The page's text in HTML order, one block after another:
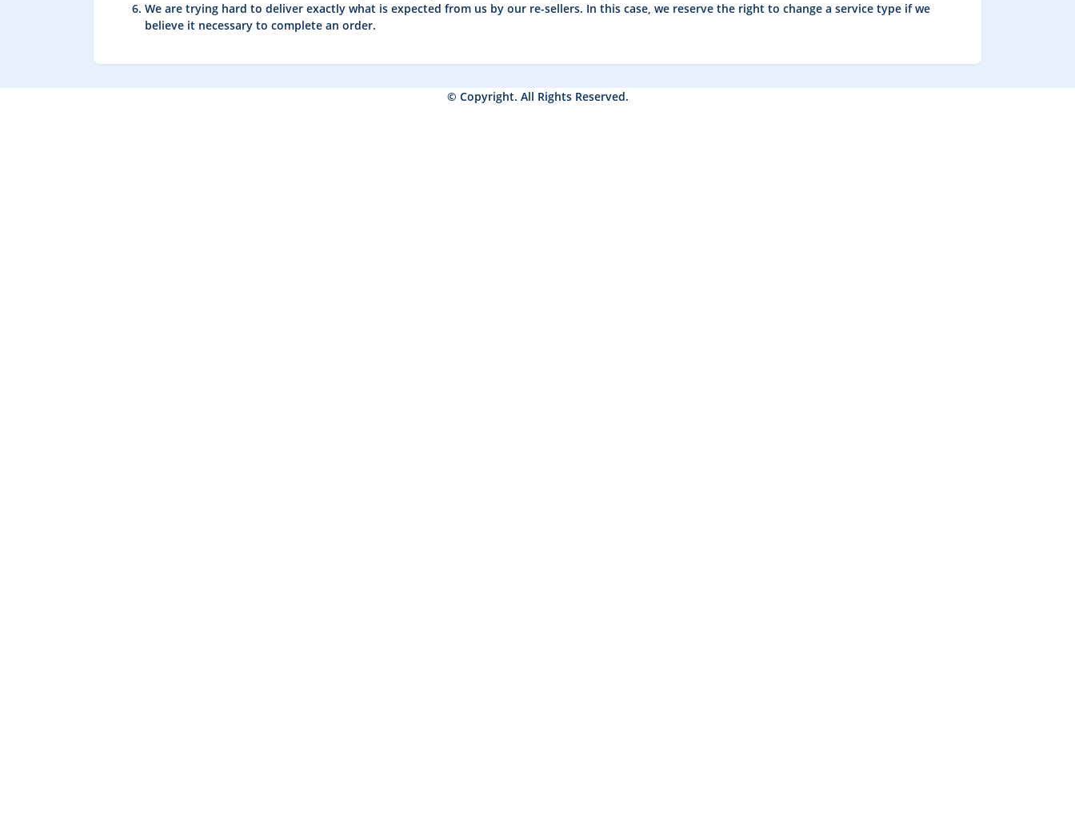
We are trying hard to deliver exactly what is expected from us by our re-sellers. In this case, we reserve the right to change a service type if we
believe it necessary to complete an order.
© Copyright. All Rights Reserved.